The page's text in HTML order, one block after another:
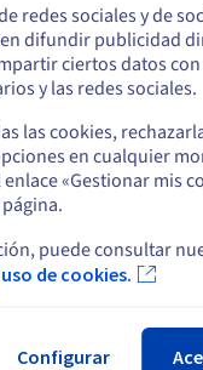
anterior a
Nommensen,
y CTO de moinAI
la startup de IA
cloud
el sitio web actual
redes sociales y de
difundir publicidad
ciertos datos
y las redes sociales.
las cookies,
en cualquier
«Gestionar mis
puede consultar
de cookies.
Configurar